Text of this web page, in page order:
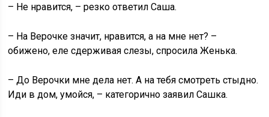
– Не нравится, – резко ответил Саша.
– На Верочке значит, нравится, а на мне нет? –
обижено, еле сдерживая слезы, спросила Женька.
– До Верочки мне дела нет. А на тебя смотреть стыдно.
Иди в дом, умойся, – категорично заявил Сашка.